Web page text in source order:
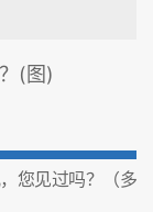
(图)
您见过吗？（多